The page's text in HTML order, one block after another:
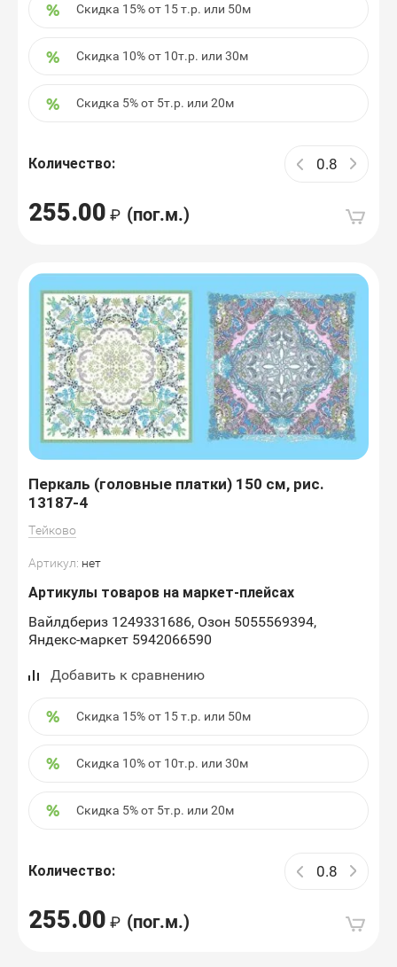
Скидка 15% от 15 т.р. или 50м
Скидка 10% от 10т.р. или 30м
Скидка 5% от 5т.р. или 20м
Количество:
255.00 (пог.м.)
Перкаль (головные платки) 150 см, рис.
13187-4
Тейково
Артикул: нет
Артикулы товаров на маркет-плейсах
Вайлдбериз 1249331686, Озон 5055569394,
Яндекс-маркет 5942066590
Добавить к сравнению
Скидка 15% от 15 т.р. или 50м
Скидка 10% от 10т.р. или 30м
Скидка 5% от 5т.р. или 20м
Количество:
255.00 (пог.м.)